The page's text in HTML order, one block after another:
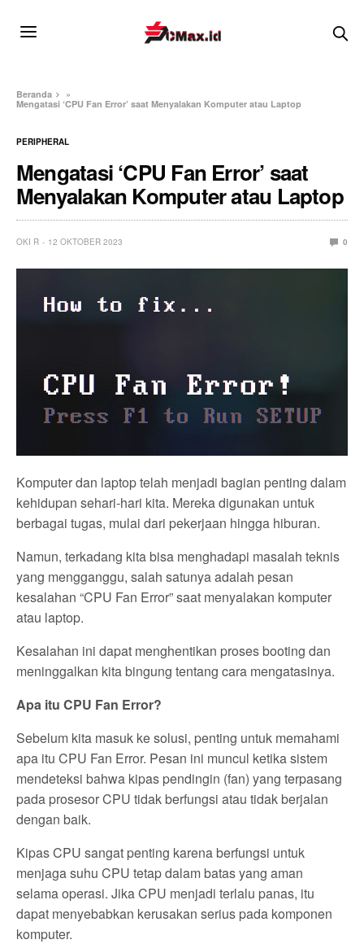
Beranda
»
Mengatasi ‘CPU Fan Error’ saat Menyalakan Komputer atau Laptop
PERIPHERAL
Mengatasi ‘CPU Fan Error’ saat
Menyalakan Komputer atau Laptop
OKI R 12 OKTOBER 2023 0
Komputer dan laptop telah menjadi bagian penting dalam
kehidupan sehari-hari kita. Mereka digunakan untuk
berbagai tugas, mulai dari pekerjaan hingga hiburan.
Namun, terkadang kita bisa menghadapi masalah teknis
yang mengganggu, salah satunya adalah pesan
kesalahan “CPU Fan Error” saat menyalakan komputer
atau laptop.
Kesalahan ini dapat menghentikan proses booting dan
meninggalkan kita bingung tentang cara mengatasinya.
Apa itu CPU Fan Error?
Sebelum kita masuk ke solusi, penting untuk memahami
apa itu CPU Fan Error. Pesan ini muncul ketika sistem
mendeteksi bahwa kipas pendingin (fan) yang terpasang
pada prosesor CPU tidak berfungsi atau tidak berjalan
dengan baik.
Kipas CPU sangat penting karena berfungsi untuk
menjaga suhu CPU tetap dalam batas yang aman
selama operasi. Jika CPU menjadi terlalu panas, itu
dapat menyebabkan kerusakan serius pada komponen
komputer.